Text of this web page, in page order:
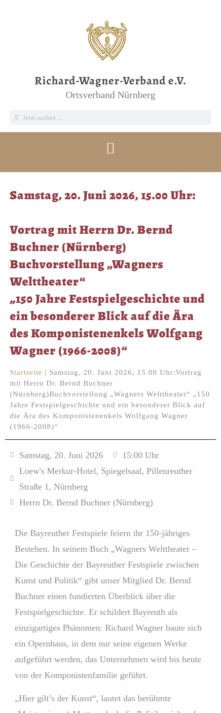
Richard-Wagner-Verband e.V.
Ortsverband Nürnberg
Samstag, 20. Juni 2026, 15.00 Uhr:
Vortrag mit Herrn Dr. Bernd
Buchner (Nürnberg)
Buchvorstellung „Wagners
Welttheater“
„150 Jahre Festspielgeschichte und
ein besonderer Blick auf die Ära
des Komponistenenkels Wolfgang
Wagner (1966-2008)“
Startseite | Samstag, 20. Juni 2026, 15.00 Uhr:Vortrag
mit Herrn Dr. Bernd Buchner
(Nürnberg)Buchvorstellung „Wagners Welttheater“ „150
Jahre Festspielgeschichte und ein besonderer Blick auf
die Ära des Komponistenenkels Wolfgang Wagner
(1966-2008)“
Samstag, 20. Juni 2026
15:00 Uhr
Loew's Merkur-Hotel, Spiegelsaal, Pillenreuther
Straße 1, Nürnberg
Herrn Dr. Bernd Buchner (Nürnberg)
Die Bayreuther Festspiele feiern ihr 150-jähriges
Bestehen. In seinem Buch „Wagners Welttheater –
Die Geschichte der Bayreuther Festspiele zwischen
Kunst und Politik“ gibt unser Mitglied Dr. Bernd
Buchner einen fundierten Überblick über die
Festspielgeschichte. Er schildert Bayreuth als
einzigartiges Phänomen: Richard Wagner baute sich
ein Opernhaus, in dem nur seine eigenen Werke
aufgeführt werden, das Unternehmen wird bis heute
von der Komponistenfamilie geführt.
„Hier gilt’s der Kunst“, lautet das berühmte